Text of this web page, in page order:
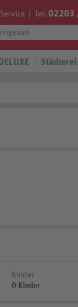
Service Tel: 02203
DELUXE
Kinder
0 Kinder